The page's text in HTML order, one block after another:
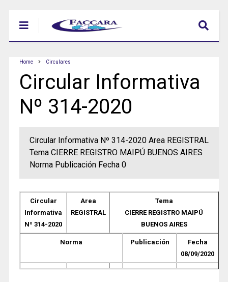
Home Circulares
Circular Informativa
Nº 314-2020
Circular Informativa Nº 314-2020 Area REGISTRAL
Tema CIERRE REGISTRO MAIPÚ BUENOS AIRES
Norma Publicación Fecha 0
Circular
Informativa
Nº 314-2020
Area
REGISTRAL
Tema
CIERRE REGISTRO MAIPÚ
BUENOS AIRES
Norma Publicación
Fecha
08/09/2020